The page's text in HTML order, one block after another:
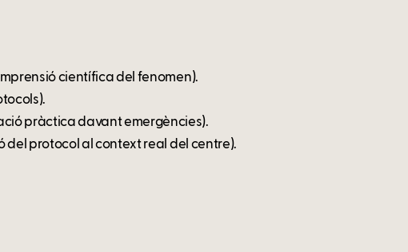
científica del fenomen).
pràctica davant emergències).
del protocol al context real del centre).